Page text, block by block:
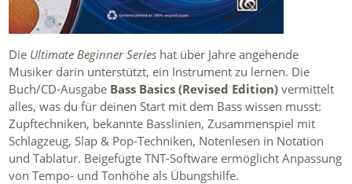
Die Ultimate Beginner Series hat über Jahre angehende
Musiker darin unterstützt, ein Instrument zu lernen. Die
Buch/CD-Ausgabe Bass Basics (Revised Edition) vermittelt
alles, was du für deinen Start mit dem Bass wissen musst:
Zupftechniken, bekannte Basslinien, Zusammenspiel mit
Schlagzeug, Slap & Pop-Techniken, Notenlesen in Notation
und Tablatur. Beigefügte TNT-Software ermöglicht Anpassung
von Tempo- und Tonhöhe als Übungshilfe.